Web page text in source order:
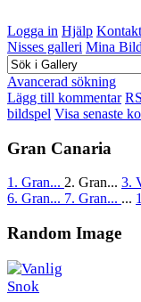
Logga in Hjälp Kontakt
Nisses galleri Mina
Avancerad sökning
Lägg till kommentar
bildspel Visa senaste
Gran Canaria
1. Gran... 2. Gran... 3.
6. Gran... 7. Gran... ...
Random Image